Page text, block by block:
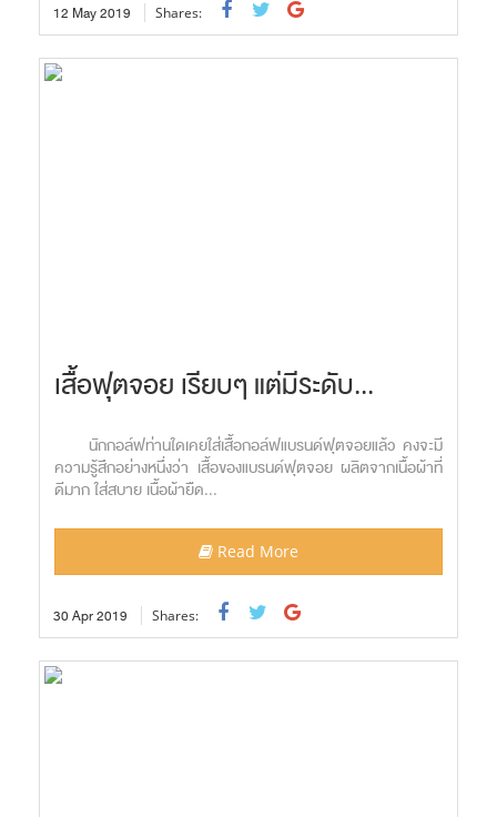
12 May2019 Shares:
เสื้อฟุตจอย เรียบๆ แต่มีระดับ...
นักกอล์ฟท่านใดเคยใส่เสื้อกอล์ฟแบรนด์ฟุตจอยแล้ว คงจะมี
ความรู้สึกอย่างหนึ่งว่า เสื้อของแบรนด์ฟุตจอย ผลิตจากเนื้อผ้าที่
ดีมาก ใส่สบาย เนื้อผ้ายืด...
Read More
30 Apr2019 Shares: